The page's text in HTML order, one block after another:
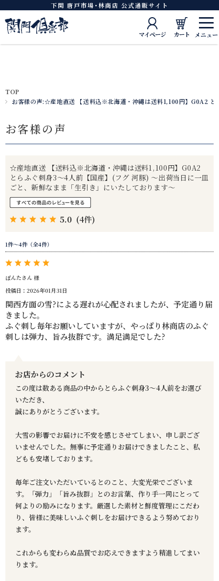
下関 唐戸市場･林商店 公式通販サイト
マイページ カート
TOP
お客様の声:☆産地直送 【送料込※北海道・沖縄は送料1,100円】G0A2
お客様の声
☆産地直送 【送料込※北海道・沖縄は送料1,100円】G0A2
とらふぐ刺身3～4人前【国産】(フグ 河豚) ～出荷当日に一皿
ごと、新鮮なまま「生引き」にいたしております～
5.0 (4件)
1件～4件（全4件）
ぽんたさん 様
投稿日：2026年01月31日
関西方面の雪?による遅れが心配されましたが、予定通り届
きました。
ふぐ刺し毎年お願いしていますが、やっぱり林商店のふぐ
刺しは弾力、旨み抜群です。満足満足でした?
お店からのコメント
この度は数ある商品の中からとらふぐ刺身3～4人前をお選び
いただき、
誠にありがとうございます。
大雪の影響でお届けに不安を感じさせてしまい、申し訳ござ
いませんでした。無事に予定通りお届けできましたこと、私
どもも安堵しております。
毎年ご注文いただいているとのこと、大変光栄でございま
す。「弾力」「旨み抜群」とのお言葉、作り手一同にとって
何よりの励みになります。厳選した素材と鮮度管理にこだわ
り、皆様に美味しいふぐ刺しをお届けできるよう努めており
ます。
これからも変わらぬ品質でお応えできますよう精進してまい
ります。